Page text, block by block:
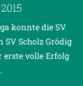
konnte die SV
SV Scholz Grödig
volle Erfolg